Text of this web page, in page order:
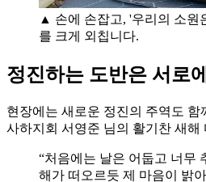
▲ 손에 손잡고, '우리의 소원
를 크게 외칩니다.
정진하는 도반은 서로
현장에는 새로운 정진의 주역도 함
사하지회 서영준 님의 활기찬 새해
“처음에는 날은 어둡고 너무
해가 떠오르듯 제 마음이 밝